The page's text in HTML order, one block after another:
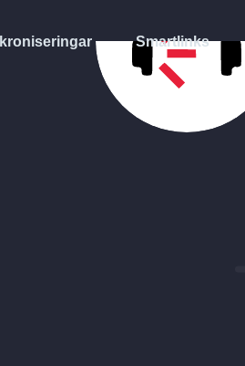
Smartlinks